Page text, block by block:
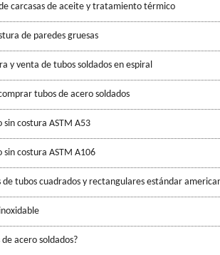
carcasas de aceite y tratamiento térmico
de paredes gruesas
y venta de tubos soldados en espiral
tubos de acero soldados
costura ASTM A53
costura ASTM A106
tubos cuadrados y rectangulares estándar
acero soldados?